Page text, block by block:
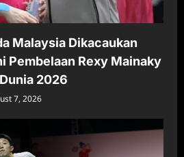
Malaysia Dikacaukan
Pembelaan Rexy Mainaky
2026
7, 2026